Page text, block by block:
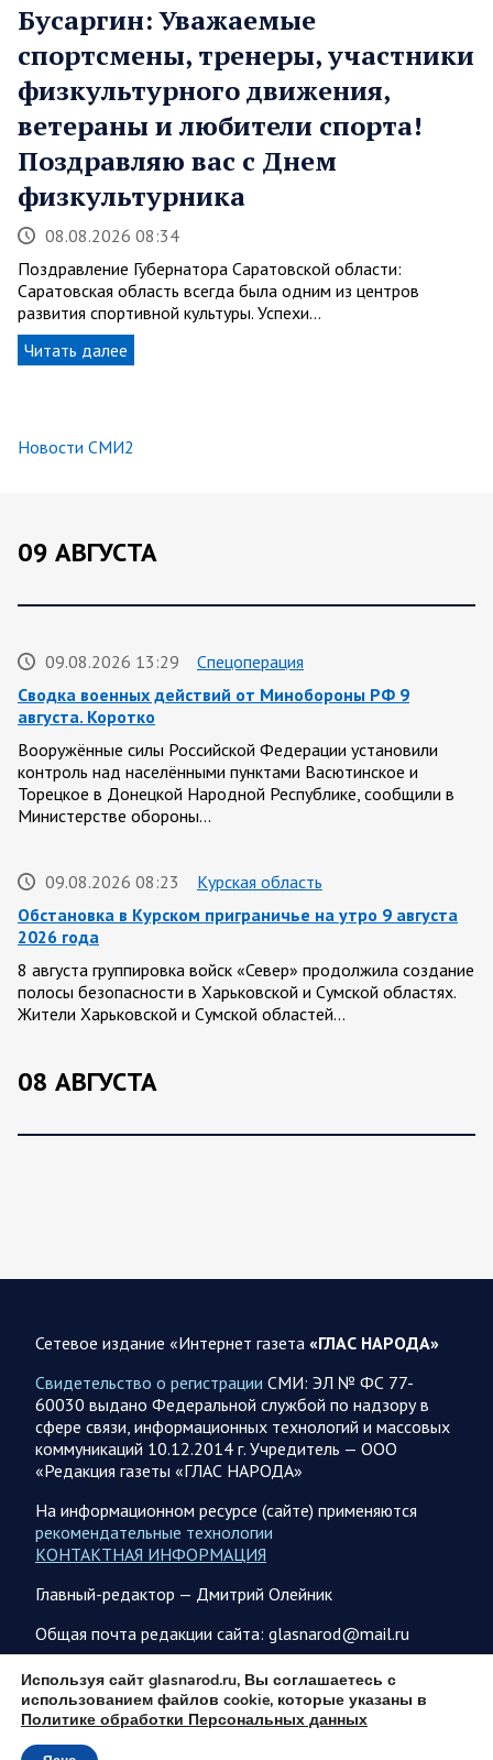
Бусаргин: Уважаемые
спортсмены, тренеры, участники
физкультурного движения,
ветераны и любители спорта!
Поздравляю вас с Днем
физкультурника
08.08.2026 08:34
Поздравление Губернатора Саратовской области:
Саратовская область всегда была одним из центров
развития спортивной культуры. Успехи…
Читать далее
Новости СМИ2
09 АВГУСТА
09.08.2026 13:29
Спецоперация
Сводка военных действий от Минобороны РФ 9
августа. Коротко
Вооружённые силы Российской Федерации установили
контроль над населёнными пунктами Васютинское и
Торецкое в Донецкой Народной Республике, сообщили в
Министерстве обороны…
09.08.2026 08:23
Курская область
Обстановка в Курском приграничье на утро 9 августа
2026 года
8 августа группировка войск «Север» продолжила создание
полосы безопасности в Харьковской и Сумской областях.
Жители Харьковской и Сумской областей…
08 АВГУСТА
визит в Сербию. На пресс-конференции президент этой
Брифинг Минобороны РФ: новые данные о ходе
спецоперации 8 августа 2026 года
Новую информацию о ходе проведения ВС РФ
специальной военной операции на 8 августа предоставили
представители группировок «Север», «Запад», «Центр»,
«Юг»…
08.08.2026 12:12
Спецоперация
августа. Коротко
Группировка войск «Север» взяла под контроль населенный
пункт Ивановка в Харьковской области. Российские
вооруженные силы за последние сутки поразили…
Сетевое издание «Интернет газета «ГЛАС НАРОДА»
Свидетельство о регистрации СМИ: ЭЛ № ФС 77-
60030 выдано Федеральной службой по надзору в
сфере связи, информационных технологий и массовых
коммуникаций 10.12.2014 г. Учредитель — ООО
«Редакция газеты «ГЛАС НАРОДА»
На информационном ресурсе (сайте) применяются
рекомендательные технологии
КОНТАКТНАЯ ИНФОРМАЦИЯ
Главный-редактор — Дмитрий Олейник
Общая почта редакции сайта: glasnarod@mail.ru
ПОДПИСКА
Используя сайт glasnarod.ru, Вы соглашаетесь с
использованием файлов cookie, которые указаны в
Политике обработки Персональных данных